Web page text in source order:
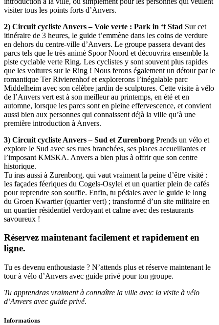
visiter tous les points forts d’Anvers.
2) Circuit cycliste Anvers – Voie verte : Park in ‘t Stad Sur cet
itinéraire de 3 heures, le guide t’emmène dans les coins de verdure
en dehors du centre-ville d’Anvers. Le groupe passera devant des
parcs tels que le très animé Spoor Noord et découvrira ensemble la
piste cyclable verte Ring. Les cyclistes y sont souvent plus rapides
que les voitures sur le Ring ! Nous ferons également un détour par le
romantique Ter Rivierenhof et explorerons l’inégalable parc
Middelheim avec son célèbre jardin de sculptures. Cette visite à vélo
de l’Anvers vert est à son meilleur au printemps, en été et en
automne, lorsque les parcs sont en pleine effervescence, et convient
aussi bien aux personnes qui connaissent déjà la ville qu’à une
première introduction à Anvers.
3) Circuit cycliste Anvers – Sud et Zurenborg Prends un vélo et
explore le Sud avec ses rues branchées, ses places accueillantes et
l’imposant KMSKA. Anvers a bien plus à offrir que son centre
historique.
Tu iras aussi à Zurenborg, qui vaut vraiment la peine d’être visité :
les façades féeriques du Cogels-Osylei et un quartier plein de cafés
pour reprendre son souffle. Enfin, tu pédales avec le guide le long
du Groen Kwartier (quartier vert) ; transformé d’un site militaire en
un quartier résidentiel verdoyant et calme avec des restaurants
savoureux !
Réservez maintenant facilement et rapidement en
ligne.
Tu es devenu enthousiaste ? N’attends plus et réserve maintenant le
tour à vélo d’Anvers avec guide privé pour ton groupe.
Tu apprendras vraiment à connaître la ville avec la visite à vélo
d’Anvers avec guide privé.
Informations